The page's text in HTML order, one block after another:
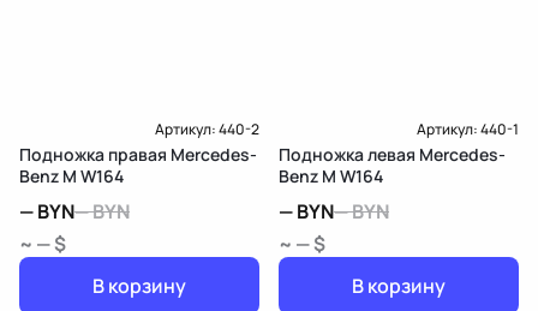
Артикул:440-2
Подножка правая Mercedes-
Benz M W164
—BYN—BYN
~ — $
В корзину
Артикул:440-1
Подножка левая Mercedes-
Benz M W164
—BYN—BYN
~ — $
В корзину